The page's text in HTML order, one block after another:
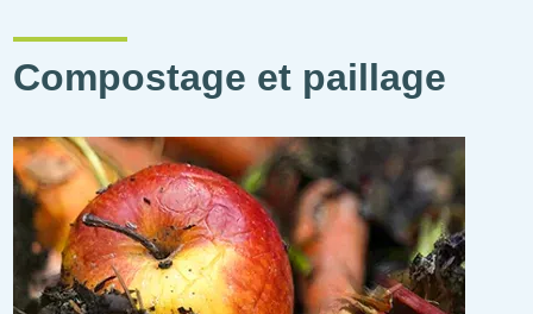
Compostage et paillage
Illustration